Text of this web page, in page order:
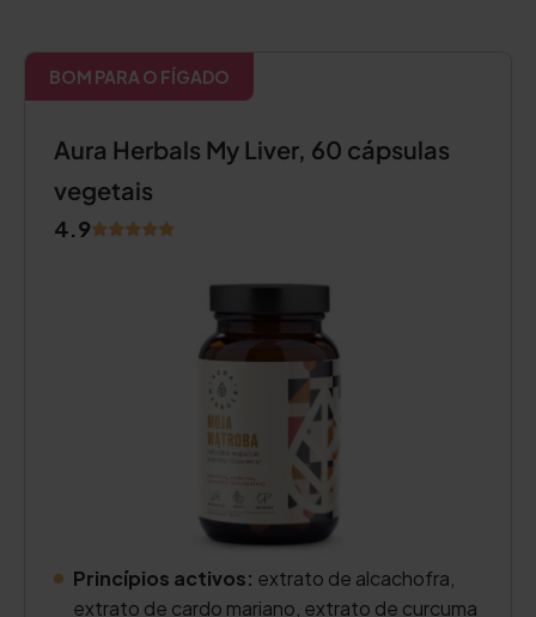
BOM PARA O FÍGADO
Aura Herbals My Liver, 60 cápsulas
vegetais
4.9
Princípios activos: extrato de alcachofra,
extrato de cardo mariano, extrato de curcuma